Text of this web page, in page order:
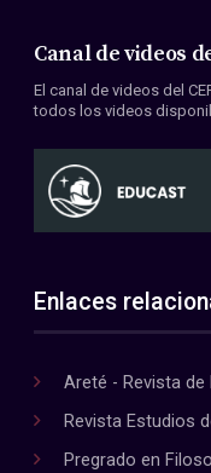
Canal de videos
El canal de videos del
todos los videos
Enlaces
Areté - Revista
Revista Estudios
Pregrado en